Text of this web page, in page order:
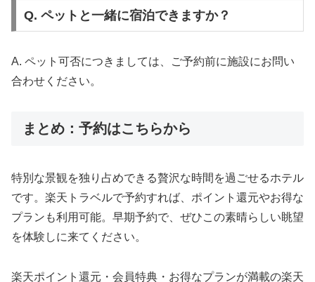
Q. ペットと一緒に宿泊できますか？
A. ペット可否につきましては、ご予約前に施設にお問い
合わせください。
まとめ：予約はこちらから
特別な景観を独り占めできる贅沢な時間を過ごせるホテル
です。楽天トラベルで予約すれば、ポイント還元やお得な
プランも利用可能。早期予約で、ぜひこの素晴らしい眺望
を体験しに来てください。
楽天ポイント還元・会員特典・お得なプランが満載の楽天